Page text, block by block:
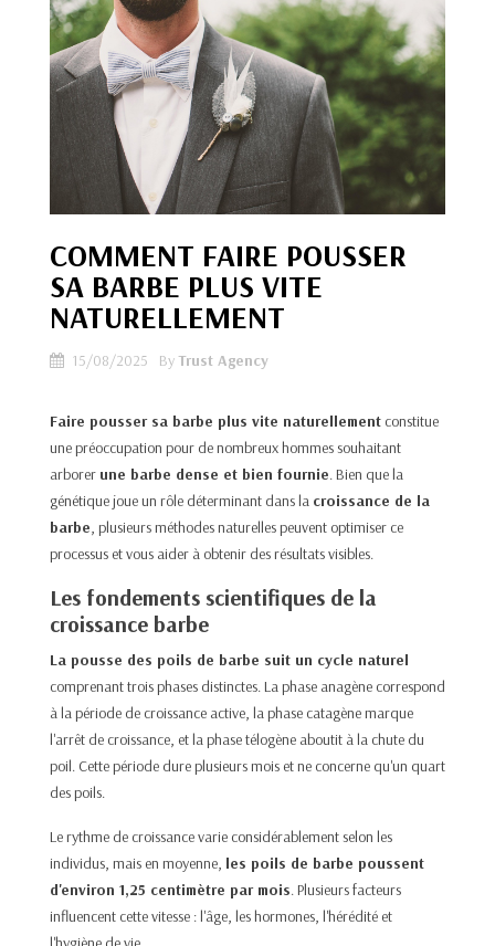
COMMENT FAIRE POUSSER
SA BARBE PLUS VITE
NATURELLEMENT
15/08/2025 ByTrust Agency
Faire pousser sa barbe plus vite naturellement constitue
une préoccupation pour de nombreux hommes souhaitant
arborer une barbe dense et bien fournie. Bien que la
génétique joue un rôle déterminant dans la croissance de la
barbe, plusieurs méthodes naturelles peuvent optimiser ce
processus et vous aider à obtenir des résultats visibles.
Les fondements scientifiques de la
croissance barbe
La pousse des poils de barbe suit un cycle naturel
comprenant trois phases distinctes. La phase anagène correspond
à la période de croissance active, la phase catagène marque
l'arrêt de croissance, et la phase télogène aboutit à la chute du
poil. Cette période dure plusieurs mois et ne concerne qu'un quart
des poils.
Le rythme de croissance varie considérablement selon les
individus, mais en moyenne, les poils de barbe poussent
d'environ 1,25 centimètre par mois. Plusieurs facteurs
influencent cette vitesse : l'âge, les hormones, l'hérédité et